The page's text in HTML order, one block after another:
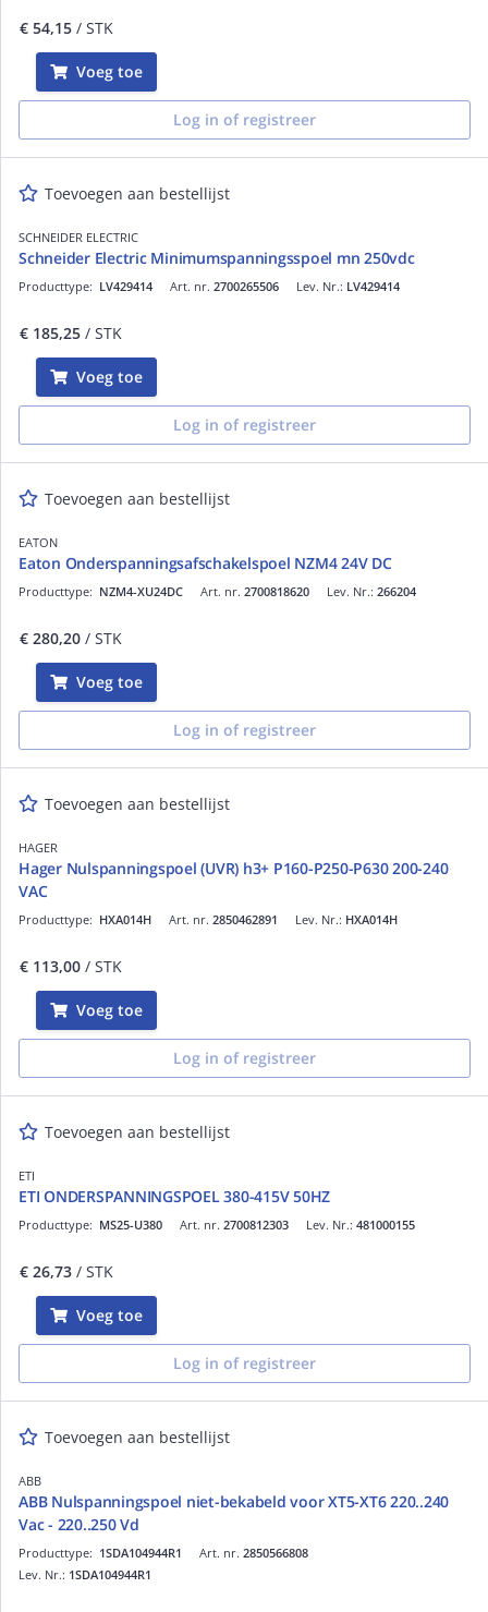
€ 54,15 / STK
Voeg toe
Log in of registreer
Toevoegen aan bestellijst
SCHNEIDER ELECTRIC
Schneider Electric Minimumspanningsspoel mn 250vdc
Art. nr. 2700265506
Producttype: LV429414 Lev. Nr.: LV429414
€ 185,25 / STK
Voeg toe
Log in of registreer
Toevoegen aan bestellijst
EATON
Eaton Onderspanningsafschakelspoel NZM4 24V DC
Art. nr. 2700818620
Producttype: NZM4-XU24DC Lev. Nr.: 266204
€ 280,20 / STK
Voeg toe
Log in of registreer
Toevoegen aan bestellijst
HAGER
Hager Nulspanningspoel (UVR) h3+ P160-P250-P630 200-240
VAC
Art. nr. 2850462891
Producttype: HXA014H Lev. Nr.: HXA014H
€ 113,00 / STK
Voeg toe
Log in of registreer
Toevoegen aan bestellijst
ETI
ETI ONDERSPANNINGSPOEL 380-415V 50HZ
Art. nr. 2700812303
Producttype: MS25-U380 Lev. Nr.: 481000155
€ 26,73 / STK
Voeg toe
Log in of registreer
Toevoegen aan bestellijst
ABB
ABB Nulspanningspoel niet-bekabeld voor XT5-XT6 220..240
Vac - 220..250 Vd
Art. nr. 2850566808
Producttype: 1SDA104944R1
Lev. Nr.: 1SDA104944R1